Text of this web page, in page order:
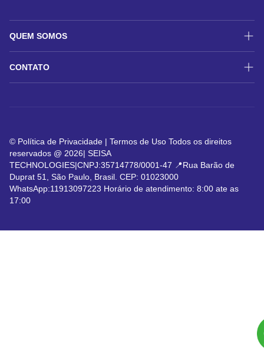
QUEM SOMOS
CONTATO
© Política de Privacidade | Termos de Uso Todos os direitos
reservados @ 2026| SEISA
TECHNOLOGIES|CNPJ:35714778/0001-47 📍Rua Barão de
Duprat 51, São Paulo, Brasil. CEP: 01023000
WhatsApp:11913097223 Horário de atendimento: 8:00 ate as
17:00